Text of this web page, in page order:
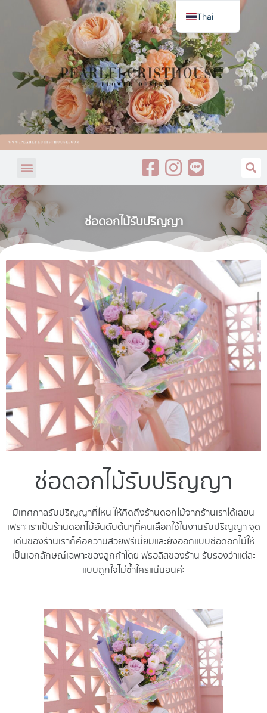
ช่อดอกไม้รับปริญญา
ช่อดอกไม้รับปริญญา
มีเทศกาลรับปริญญาที่ไหน ให้คิดถึงร้านดอกไม้จากร้านเราได้เลยน
เพราะเราเป็นร้านดอกไม้อันดับต้นๆที่คนเลือกใช้ในงานรับปริญญา จุด
เด่นของร้านเราก็คือความสวยพรีเมี่ยมและยังออกแบบช่อดอกไม้ให้
เป็นเอกลักษณ์เฉพาะของลูกค้าโดย ฟรอลิสของร้าน รับรองว่าแต่ละ
แบบถูกใจไม่ซ้ำใครแน่นอนค่ะ
Thai
English